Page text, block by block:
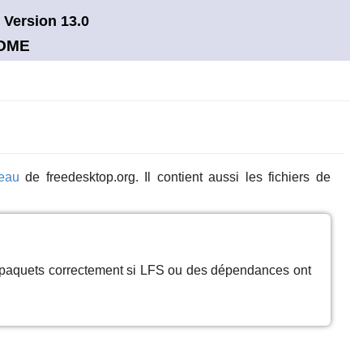
Version 13.0
de freedesktop.org. Il contient aussi les fichiers de
correctement si LFS ou des dépendances ont